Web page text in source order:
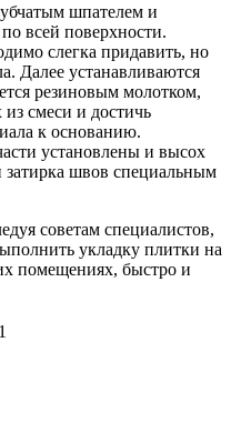
шпателем и
всей поверхности.
слегка придавить, но
Далее устанавливаются
резиновым молотком,
из смеси и достичь
к основанию.
установлены и высох
затирка швов специальным
советам специалистов,
укладку плитки на
помещениях, быстро и